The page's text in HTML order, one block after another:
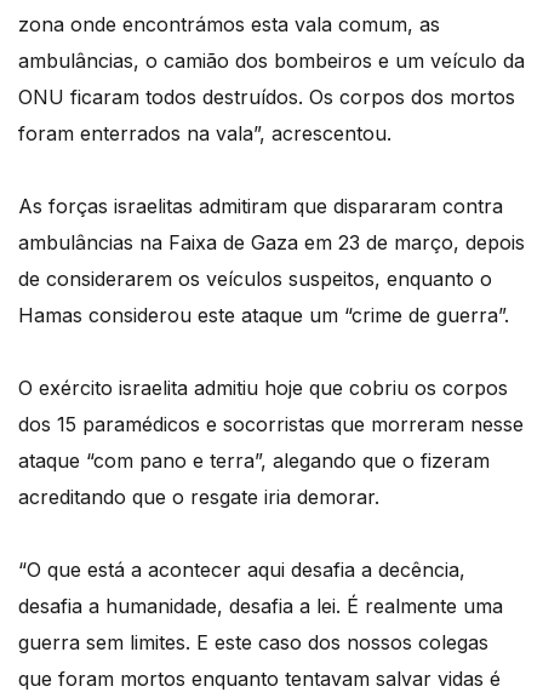
zona onde encontrámos esta vala comum, as
ambulâncias, o camião dos bombeiros e um veículo da
ONU ficaram todos destruídos. Os corpos dos mortos
foram enterrados na vala”, acrescentou.
As forças israelitas admitiram que dispararam contra
ambulâncias na Faixa de Gaza em 23 de março, depois
de considerarem os veículos suspeitos, enquanto o
Hamas considerou este ataque um “crime de guerra”.
O exército israelita admitiu hoje que cobriu os corpos
dos 15 paramédicos e socorristas que morreram nesse
ataque “com pano e terra”, alegando que o fizeram
acreditando que o resgate iria demorar.
“O que está a acontecer aqui desafia a decência,
desafia a humanidade, desafia a lei. É realmente uma
guerra sem limites. E este caso dos nossos colegas
que foram mortos enquanto tentavam salvar vidas é